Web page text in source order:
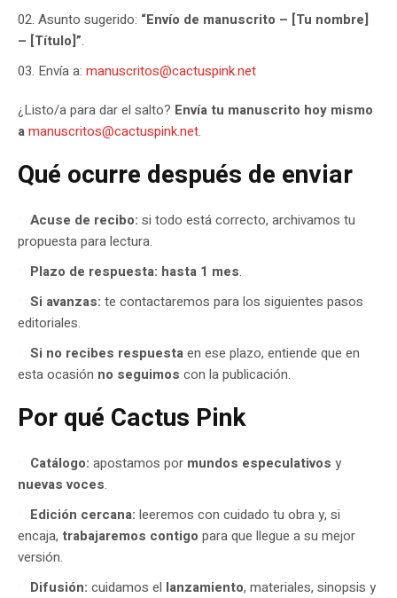
Asunto sugerido: “Envío de manuscrito – [Tu nombre]
– [Título]”.
Envía a: manuscritos@cactuspink.net
¿Listo/a para dar el salto? Envía tu manuscrito hoy mismo
amanuscritos@cactuspink.net.
Qué ocurre después de enviar
Acuse de recibo: si todo está correcto, archivamos tu
propuesta para lectura.
Plazo de respuesta: hasta 1 mes.
Si avanzas: te contactaremos para los siguientes pasos
editoriales.
Si no recibes respuestaen ese plazo, entiende que en
esta ocasión no seguimos con la publicación.
Por qué Cactus Pink
Catálogo: apostamos por mundos especulativos y
nuevas voces.
Edición cercana: leeremos con cuidado tu obra y, si
encaja, trabajaremos contigo para que llegue a su mejor
versión.
Difusión: cuidamos el lanzamiento, materiales, sinopsis y